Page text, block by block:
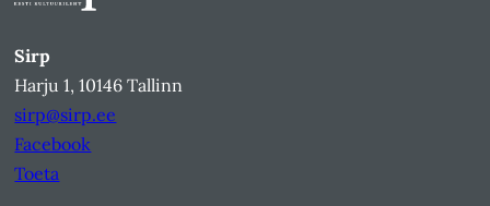
Sirp
Harju 1, 10146 Tallinn
sirp@sirp.ee
Facebook
Toeta